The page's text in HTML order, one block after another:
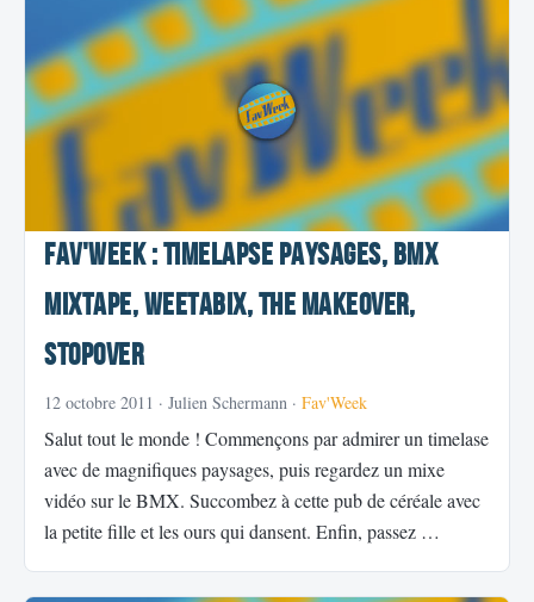
Fav'Week : Timelapse paysages, Bmx
Mixtape, Weetabix, The makeover,
StopOver
12 octobre 2011 · Julien Schermann · Fav'Week
Salut tout le monde ! Commençons par admirer un timelase
avec de magnifiques paysages, puis regardez un mixe
vidéo sur le BMX. Succombez à cette pub de céréale avec
la petite fille et les ours qui dansent. Enfin, passez …